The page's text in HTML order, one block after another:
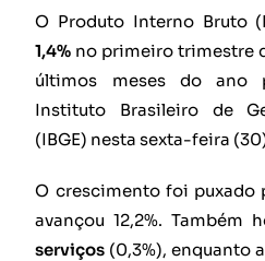
O Produto Interno Bruto
1,4% no primeiro trimestre
últimos meses do ano
Instituto Brasileiro de
(IBGE) nesta sexta-feira
O crescimento foi puxado
avançou 12,2%. Também
serviços (0,3%), enquanto a